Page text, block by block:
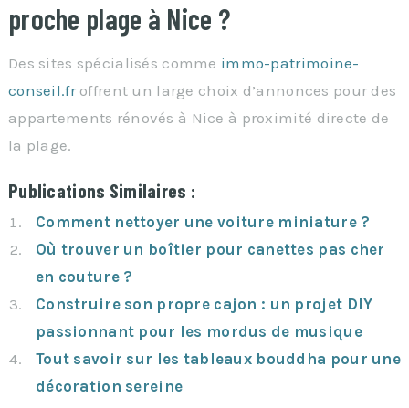
proche plage à Nice ?
Des sites spécialisés comme immo-patrimoine-
conseil.froffrent un large choix d’annonces pour des
appartements rénovés à Nice à proximité directe de
la plage.
Publications Similaires :
Comment nettoyer une voiture miniature ?
Où trouver un boîtier pour canettes pas cher
en couture ?
Construire son propre cajon : un projet DIY
passionnant pour les mordus de musique
Tout savoir sur les tableaux bouddha pour une
décoration sereine